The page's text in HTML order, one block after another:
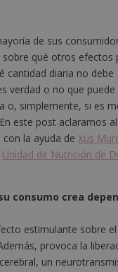
de sus
qué otros efectos
cantidad diaria no debe
verdad o no que
o, simplemente, si es
este post aclaramos
la ayuda de Xus
Unidad de Nutrición de
consumo crea
estimulante sobre
provoca la
un